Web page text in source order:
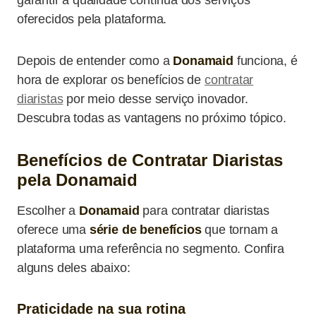
oferecidos pela plataforma.
Depois de entender como a Donamaid funciona, é
hora de explorar os benefícios de contratar
diaristaspor meio desse serviço inovador.
Descubra todas as vantagens no próximo tópico.
Benefícios de Contratar Diaristas
pela Donamaid
Escolher a Donamaid para contratar diaristas
oferece uma série de benefíciosque tornam a
plataforma uma referência no segmento. Confira
alguns deles abaixo:
Praticidade na sua rotina